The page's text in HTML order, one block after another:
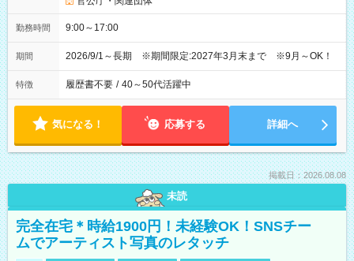
勤務時間 9:00～17:00
期間 2026/9/1～長期 ※期間限定:2027年3月末まで ※9月～OK！
特徴 履歴書不要 / 40～50代活躍中
気になる！ 応募する 詳細へ
掲載日：2026.08.08
未読
完全在宅＊時給1900円！未経験OK！SNSチー
ムでアーティスト写真のレタッチ